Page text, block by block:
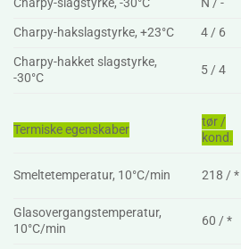
Charpy-hakslagstyrke, +23°C
4 / 6
Charpy-hakket slagstyrke,
-30°C
5 / 4
Termiske egenskaber
tør /
kond.
Smeltetemperatur, 10°C/min 218 / *
Glasovergangstemperatur,
10°C/min
60 / *